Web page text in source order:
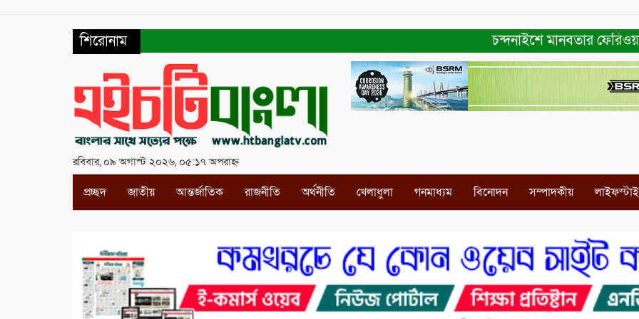
শিরোনাম চন্দনাইশে মানবতার ফেরিওয়ালা
রবিবার, ০৯ অগাস্ট ২০২৬, ০৫:১৭ অপরাহ্ন
প্রচ্ছদ জাতীয় আন্তর্জাতিক রাজনীতি অর্থনীতি খেলাধুলা গনমাধ্যম বিনোদন সম্পাদকীয়